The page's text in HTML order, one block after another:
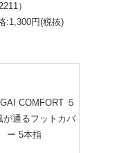
）
:1,300円(税抜)